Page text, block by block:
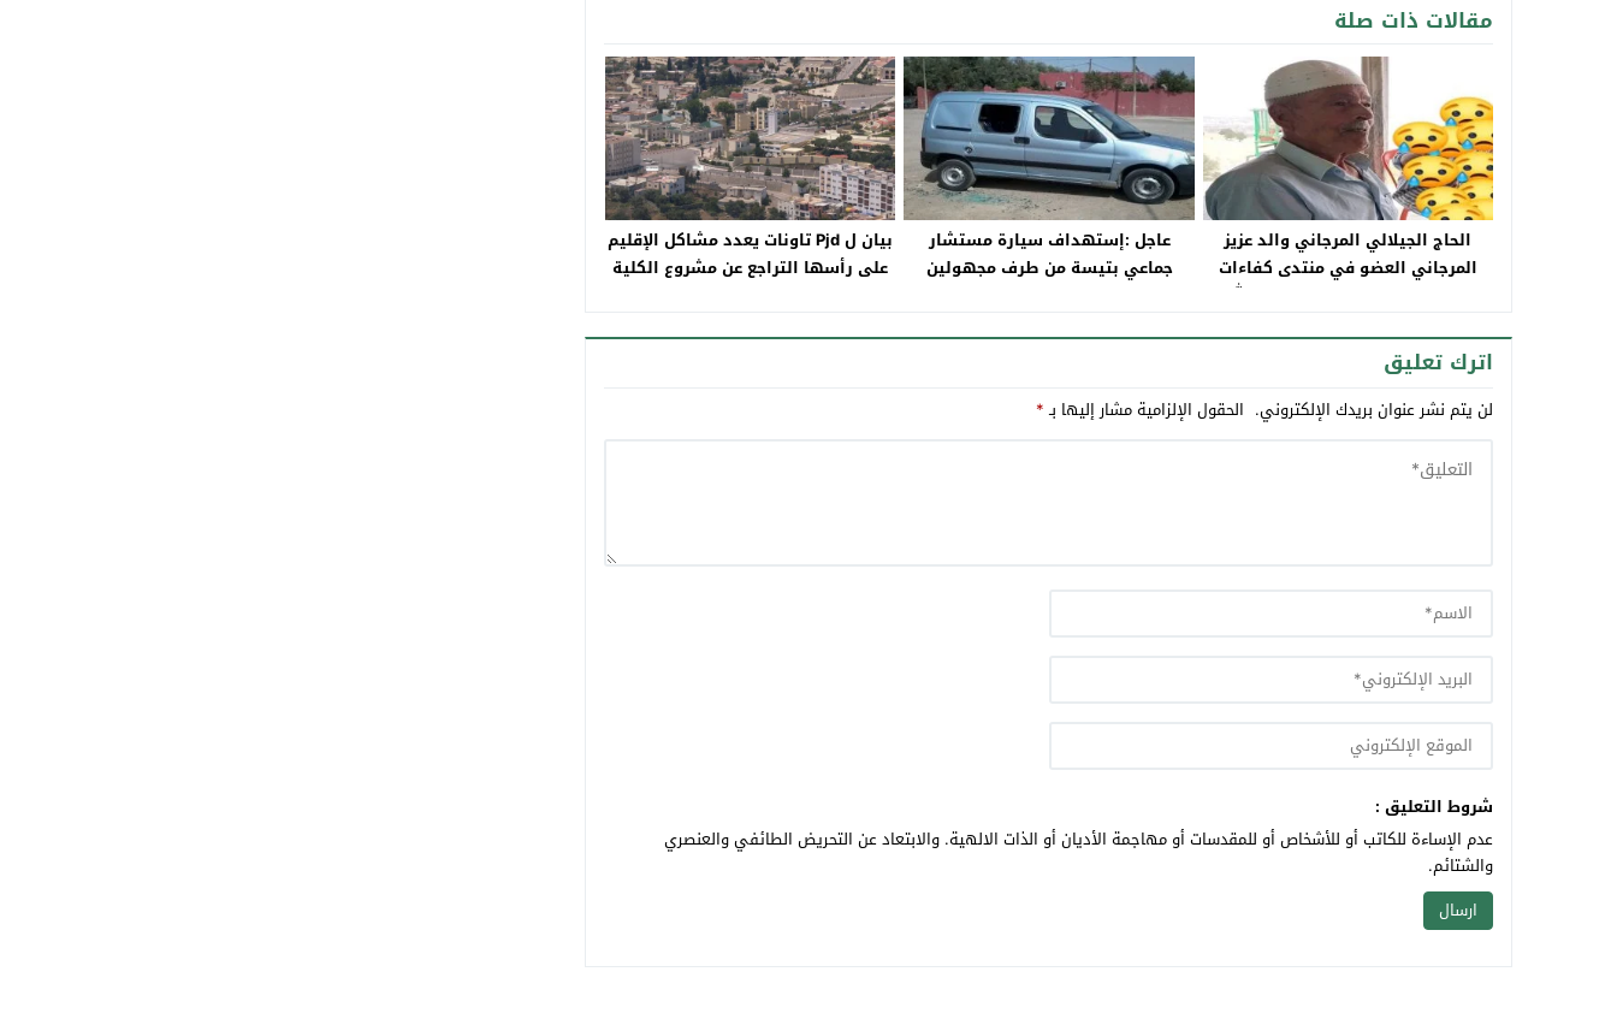
مقالات ذات صلة
الحاج الجيلالي المرجاني والد عزيز
المرجاني العضو في منتدى كفاءات
إقليم تاونات بالرباط في ذمة الله
عاجل :إستهداف سيارة مستشار
جماعي بتيسة من طرف مجهولين
بيان ل Pjd تاونات يعدد مشاكل الإقليم
‎على رأسها التراجع عن مشروع الكلية
اترك تعليق
لن يتم نشر عنوان بريدك الإلكتروني. الحقول الإلزامية مشار إليها بـ*
شروط التعليق :
عدم الإساءة للكاتب أو للأشخاص أو للمقدسات أو مهاجمة الأديان أو الذات الالهية. والابتعاد عن التحريض الطائفي والعنصري
والشتائم.